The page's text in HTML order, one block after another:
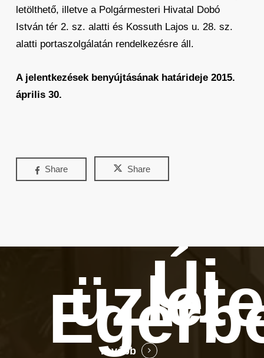
letölthető, illetve a Polgármesteri Hivatal Dobó
István tér 2. sz. alatti és Kossuth Lajos u. 28. sz.
alatti portaszolgálatán rendelkezésre áll.
A jelentkezések benyújtásának határideje 2015.
április 30.
Share Share
Új
Tovább